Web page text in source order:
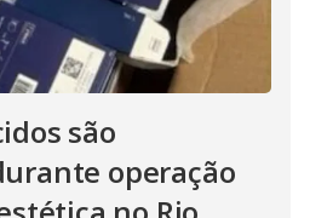
são
operação